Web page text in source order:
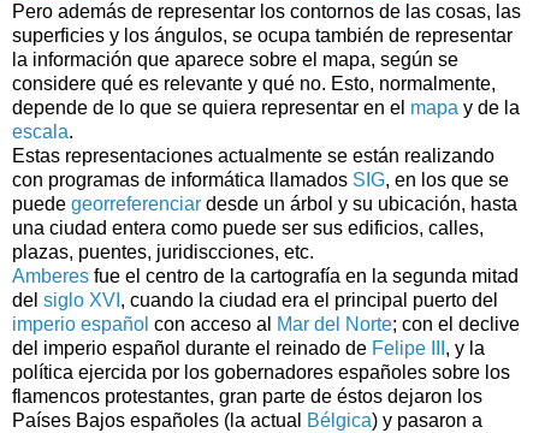
Pero además de representar los contornos de las cosas, las
superficies y los ángulos, se ocupa también de representar
la información que aparece sobre el mapa, según se
considere qué es relevante y qué no. Esto, normalmente,
depende de lo que se quiera representar en el mapa y de la
escala.
Estas representaciones actualmente se están realizando
con programas de informática llamados SIG, en los que se
puede georreferenciar desde un árbol y su ubicación, hasta
una ciudad entera como puede ser sus edificios, calles,
plazas, puentes, juridiscciones, etc.
Amberes fue el centro de la cartografía en la segunda mitad
del siglo XVI , cuando la ciudad era el principal puerto del
imperio español con acceso al Mar del Norte; con el declive
del imperio español durante el reinado de Felipe III , y la
política ejercida por los gobernadores españoles sobre los
flamencos protestantes, gran parte de éstos dejaron los
Países Bajos españoles (la actual
Bélgica) y pasaron a